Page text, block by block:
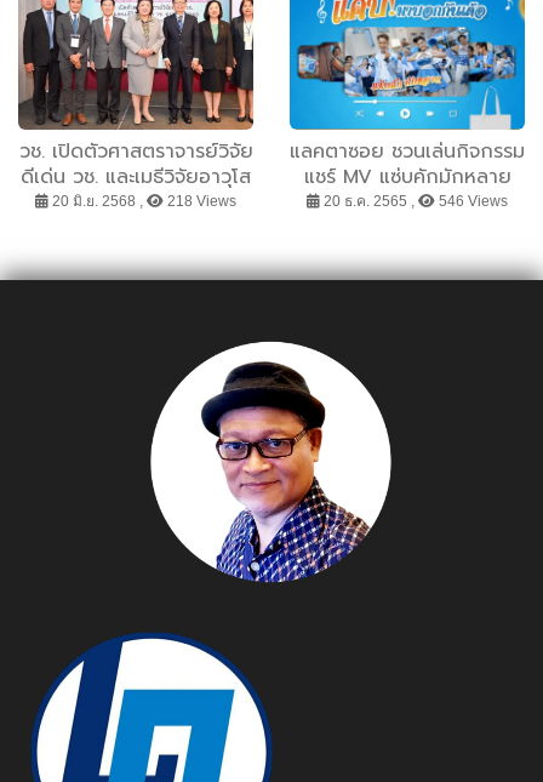
วช. เปิดตัวศาสตราจารย์วิจัย
ดีเด่น วช. และเมธีวิจัยอาวุโส
วช. ประจำปี 2568
20 มิ.ย. 2568 , 218 Views
แลคตาซอย ชวนเล่นกิจกรรม
แชร์ MV แซ่บคักมักหลาย
ตอนไหนแซ่บ! แคปมาบอ
20 ธ.ค. 2565 , 546 Views